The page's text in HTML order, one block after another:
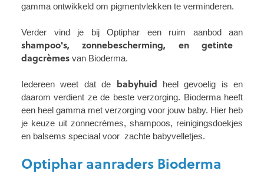
gamma ontwikkeld om pigmentvlekken te verminderen.
Verder vind je bij Optiphar een ruim aanbod aan
shampoo's, zonnebescherming, en getinte
dagcrèmes van Bioderma.
Iedereen weet dat de babyhuid
heel gevoelig is en
daarom verdient ze de beste verzorging. Bioderma heeft
een heel gamma met verzorging voor jouw baby. Hier heb
je keuze uit zonnecrèmes, shampoos, reinigingsdoekjes
en balsems speciaal voor zachte babyvelletjes.
Optiphar aanraders Bioderma